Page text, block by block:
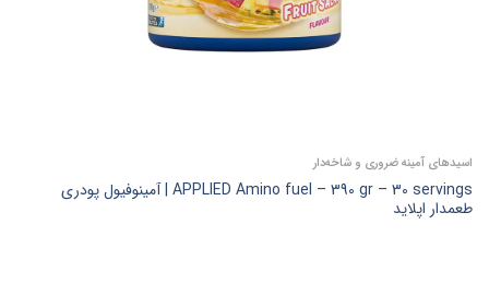
اسیدهای آمینه ضروری و شاخه‌دار
APPLIED Amino fuel – 390 gr – 30 servings | آمینوفیول پودری
طعمدار اپلاید